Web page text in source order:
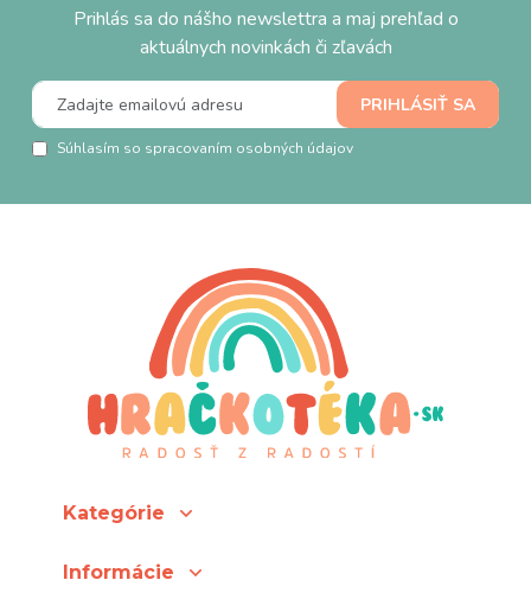
Prihlás sa do nášho newslettra a maj prehľad o
aktuálnych novinkách či zľavách
Súhlasím so spracovaním osobných údajov
Kategórie
Informácie